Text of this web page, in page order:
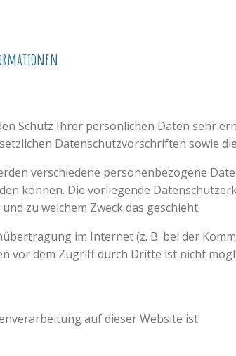
Schutz Ihrer persönlichen Daten sehr
Datenschutzvorschriften sowie
verschiedene personenbezogene
können. Die vorliegende
zu welchem Zweck das geschieht.
im Internet (z. B. bei der
vor dem Zugriff durch Dritte ist nicht
auf dieser Website ist: